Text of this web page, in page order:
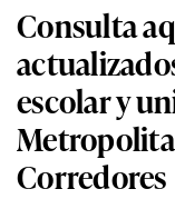
Consulta
escolar y
Corredores